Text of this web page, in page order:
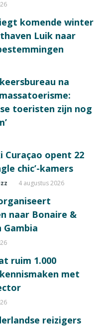
komende winter
Luik naar
na
toeristen zijn nog
Curaçao opent 22
chic’-kamers
4 augustus 2026
naar Bonaire &
Gambia
ruim 1.000
met
reizigers